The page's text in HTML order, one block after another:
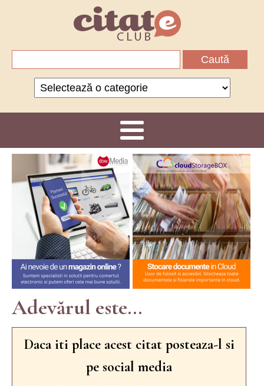
Categorii
Adevărul este...
Daca iti place acest citat posteaza-l si
pe social media